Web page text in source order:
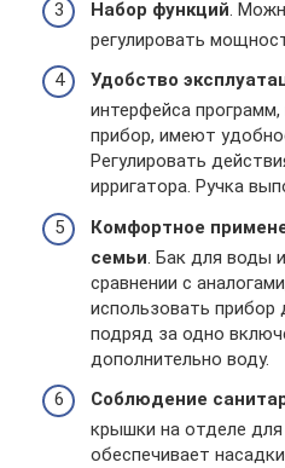
Набор функций .
регулировать
Удобство
интерфейса
прибор, имеют
Регулировать
ирригатора. Ручка
Комфортное
семьи . Бак для воды
сравнении с
использовать прибор
подряд за одно
дополнительно воду.
Соблюдение
крышки на отделе для
обеспечивает